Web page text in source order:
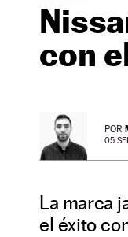
con
POR
05
La marca
el éxito